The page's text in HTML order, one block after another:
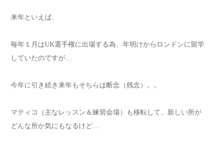
来年といえば、
毎年１月はUK選手権に出場する為、年明けからロンドンに留学
していたのですが…
今年に引き続き来年もそちらは断念（残念）。。
マティコ（主なレッスン＆練習会場）も移転して、新しい所が
どんな所か気にもなるけど…